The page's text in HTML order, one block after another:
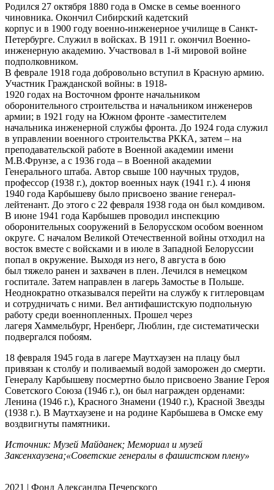
Родился 27 октября 1880 года в Омске в семье военного
чиновника. Окончил Сибирский кадетский
корпус и в 1900 году военно-инженерное училище в Санкт-
Петербурге. Служил в войсках. В 1911 г. окончил Военно-
инженерную академию. Участвовал в 1-й мировой войне
подполковником.
В феврале 1918 года добровольно вступил в Красную армию.
Участник Гражданской войны: в 1918-
1920 годах на Восточном фронте начальником
оборонительного строительства и начальником инженеров
армии; в 1921 году на Южном фронте -заместителем
начальника инженерной службы фронта. До 1924 года служил
в управлении военного строительства РККА, затем – на
преподавательской работе в Военной академии имени
М.В.Фрунзе, а с 1936 года – в Военной академии
Генерального штаба. Автор свыше 100 научных трудов,
профессор (1938 г.), доктор военных наук (1941 г.). 4 июня
1940 года Карбышеву было присвоено звание генерал-
лейтенант. До этого с 22 февраля 1938 года он был комдивом.
В июне 1941 года Карбышев проводил инспекцию
оборонительных сооружений в Белорусском особом военном
округе. С началом Великой Отечественной войны отходил на
восток вместе с войсками и в июле в Западной Белоруссии
попал в окружение. Выходя из него, 8 августа в бою
был тяжело ранен и захвачен в плен. Лечился в немецком
госпитале. Затем направлен в лагерь Замостье в Польше.
Неоднократно отказывался перейти на службу к гитлеровцам
и сотрудничать с ними. Вел антифашистскую подпольную
работу среди военнопленных. Прошел через
лагеря Хаммельбург, Нренберг, Люблин, где систематически
подвергался побоям.
18 февраля 1945 года в лагере Маутхаузен на плацу был
привязан к столбу и поливаемый водой заморожен до смерти.
Генералу Карбышеву посмертно было присвоено Звание Героя
Советского Союза (1946 г.), он был награжден орденами:
Ленина (1946 г.), Красного Знамени (1940 г.), Красной Звезды
(1938 г.). В Маутхаузене и на родине Карбышева в Омске ему
воздвигнуты памятники.
Источник: Музей Майданек; Мемориал и музей
Заксенхаузена;«Советские генералы в фашистском плену»
2021 | Фонд Александра Печерского